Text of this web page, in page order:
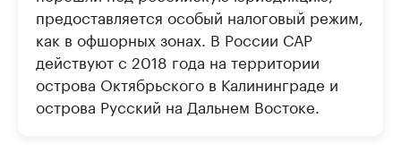
предоставляется особый налоговый режим,
как в офшорных зонах. В России САР
действуют с 2018 года на территории
острова Октябрьского в Калининграде и
острова Русский на Дальнем Востоке.